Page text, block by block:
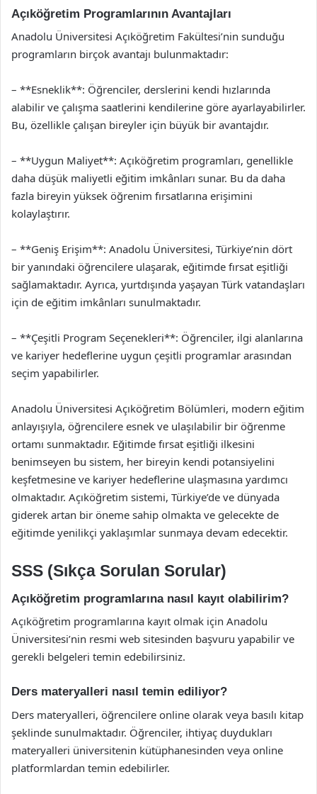
Açıköğretim Programlarının Avantajları
Anadolu Üniversitesi Açıköğretim Fakültesi’nin sunduğu
programların birçok avantajı bulunmaktadır:
– **Esneklik**: Öğrenciler, derslerini kendi hızlarında
alabilir ve çalışma saatlerini kendilerine göre ayarlayabilirler.
Bu, özellikle çalışan bireyler için büyük bir avantajdır.
– **Uygun Maliyet**: Açıköğretim programları, genellikle
daha düşük maliyetli eğitim imkânları sunar. Bu da daha
fazla bireyin yüksek öğrenim fırsatlarına erişimini
kolaylaştırır.
– **Geniş Erişim**: Anadolu Üniversitesi, Türkiye’nin dört
bir yanındaki öğrencilere ulaşarak, eğitimde fırsat eşitliği
sağlamaktadır. Ayrıca, yurtdışında yaşayan Türk vatandaşları
için de eğitim imkânları sunulmaktadır.
– **Çeşitli Program Seçenekleri**: Öğrenciler, ilgi alanlarına
ve kariyer hedeflerine uygun çeşitli programlar arasından
seçim yapabilirler.
Anadolu Üniversitesi Açıköğretim Bölümleri, modern eğitim
anlayışıyla, öğrencilere esnek ve ulaşılabilir bir öğrenme
ortamı sunmaktadır. Eğitimde fırsat eşitliği ilkesini
benimseyen bu sistem, her bireyin kendi potansiyelini
keşfetmesine ve kariyer hedeflerine ulaşmasına yardımcı
olmaktadır. Açıköğretim sistemi, Türkiye’de ve dünyada
giderek artan bir öneme sahip olmakta ve gelecekte de
eğitimde yenilikçi yaklaşımlar sunmaya devam edecektir.
SSS (Sıkça Sorulan Sorular)
Açıköğretim programlarına nasıl kayıt olabilirim?
Açıköğretim programlarına kayıt olmak için Anadolu
Üniversitesi’nin resmi web sitesinden başvuru yapabilir ve
gerekli belgeleri temin edebilirsiniz.
Ders materyalleri nasıl temin ediliyor?
Ders materyalleri, öğrencilere online olarak veya basılı kitap
şeklinde sunulmaktadır. Öğrenciler, ihtiyaç duydukları
materyalleri üniversitenin kütüphanesinden veya online
platformlardan temin edebilirler.